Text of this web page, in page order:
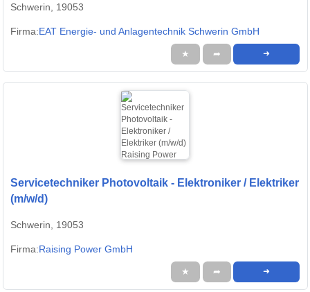
Schwerin, 19053
Firma:EAT Energie- und Anlagentechnik Schwerin GmbH
★ ➦ ➜
Servicetechniker Photovoltaik - Elektroniker / Elektriker
(m/w/d)
Schwerin, 19053
Firma:Raising Power GmbH
★ ➦ ➜